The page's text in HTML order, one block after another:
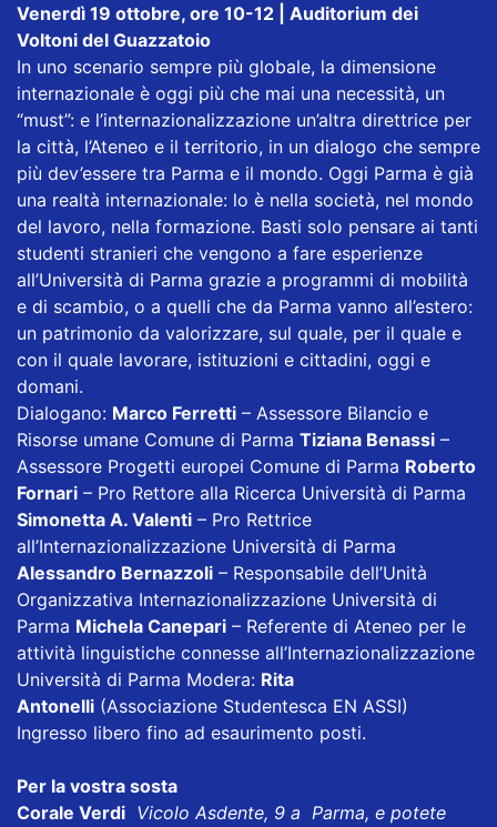
Venerdì 19 ottobre, ore 10-12 | Auditorium dei
Voltoni del Guazzatoio
In uno scenario sempre più globale, la dimensione
internazionale è oggi più che mai una necessità, un
“must”: e l’internazionalizzazione un’altra direttrice per
la città, l’Ateneo e il territorio, in un dialogo che sempre
più dev’essere tra Parma e il mondo. Oggi Parma è già
una realtà internazionale: lo è nella società, nel mondo
del lavoro, nella formazione. Basti solo pensare ai tanti
studenti stranieri che vengono a fare esperienze
all’Università di Parma grazie a programmi di mobilità
e di scambio, o a quelli che da Parma vanno all’estero:
un patrimonio da valorizzare, sul quale, per il quale e
con il quale lavorare, istituzioni e cittadini, oggi e
domani.
Dialogano: Marco Ferretti – Assessore Bilancio e
Risorse umane Comune di Parma Tiziana Benassi –
Assessore Progetti europei Comune di Parma Roberto
Fornari – Pro Rettore alla Ricerca Università di Parma
Simonetta A. Valenti – Pro Rettrice
all’Internazionalizzazione Università di Parma
Alessandro Bernazzoli – Responsabile dell’Unità
Organizzativa Internazionalizzazione Università di
Parma Michela Canepari – Referente di Ateneo per le
attività linguistiche connesse all’Internazionalizzazione
Università di Parma Modera: Rita
Antonelli (Associazione Studentesca EN ASSI)
Ingresso libero fino ad esaurimento posti.
Per la vostra sosta
Corale Verdi Vicolo Asdente, 9 a Parma, e potete